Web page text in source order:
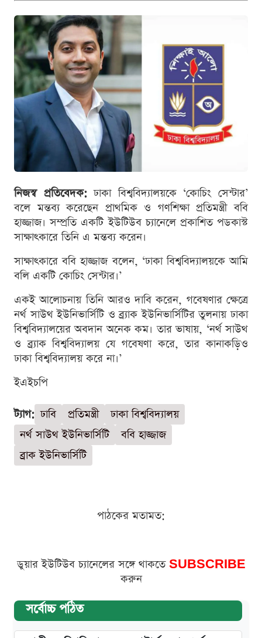
নিজস্ব প্রতিবেদক:ঢাকা বিশ্ববিদ্যালয়কে ‘কোচিং সেন্টার’
বলে মন্তব্য করেছেন প্রাথমিক ও গণশিক্ষা প্রতিমন্ত্রী ববি
হাজ্জাজ। সম্প্রতি একটি ইউটিউব চ্যানেলে প্রকাশিত পডকাস্ট
সাক্ষাৎকারে তিনি এ মন্তব্য করেন।
সাক্ষাৎকারে ববি হাজ্জাজ বলেন, ‘ঢাকা বিশ্ববিদ্যালয়কে আমি
বলি একটি কোচিং সেন্টার।’
একই আলোচনায় তিনি আরও দাবি করেন, গবেষণার ক্ষেত্রে
নর্থ সাউথ ইউনিভার্সিটি ও ব্র্যাক ইউনিভার্সিটির তুলনায় ঢাকা
বিশ্ববিদ্যালয়ের অবদান অনেক কম। তার ভাষায়, ‘নর্থ সাউথ
ও ব্র্যাক বিশ্ববিদ্যালয় যে গবেষণা করে, তার কানাকড়িও
ঢাকা বিশ্ববিদ্যালয় করে না।’
ইএইচপি
ট্যাগ: ঢাবি প্রতিমন্ত্রী
ঢাকা বিশ্ববিদ্যালয়
নর্থ সাউথ ইউনিভার্সিটি
ববি হাজ্জাজ
ব্রাক ইউনিভার্সিটি
পাঠকের মতামত:
ডুয়ার ইউটিউব চ্যানেলের সঙ্গে থাকতে SUBSCRIBE
করুন
সর্বোচ্চ পঠিত